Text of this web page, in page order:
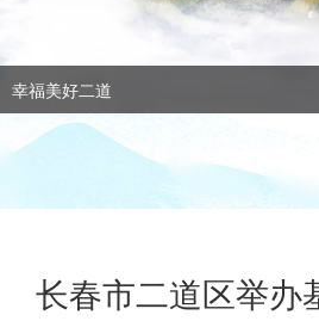
幸福美好二道
长春市二道区举办